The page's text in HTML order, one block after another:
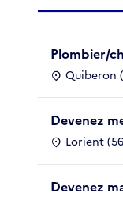
Plombier/
Quiberon
Devenez
Lorient
Devenez